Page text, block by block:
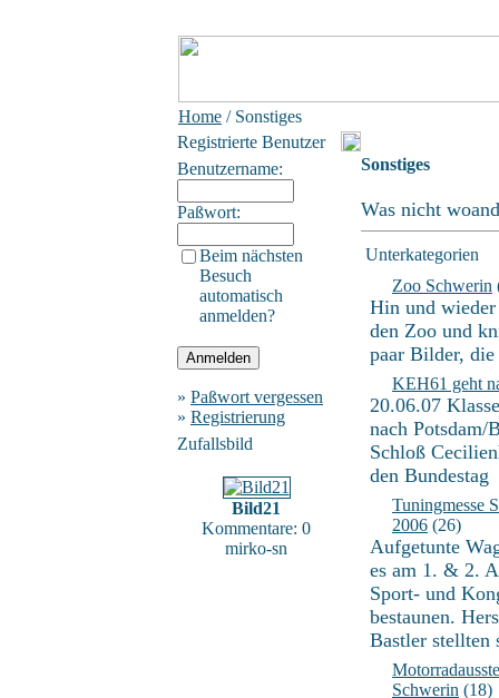
Home / Sonstiges
Registrierte Benutzer
Benutzername:
Paßwort:
Beim nächsten
Besuch
automatisch
anmelden?
» Paßwort vergessen
» Registrierung
Zufallsbild
Bild21
Kommentare: 0
mirko-sn
Sonstiges
Was nicht
Unterkategorien
Zoo Schwerin
Hin und
den Zoo und
paar Bilder,
KEH61 geht
20.06.07
nach Potsdam/
Schloß
den Bundestag
Tuningmesse
2006 (26)
Aufgetunte
es am 1. & 2.
Sport- und
bestaunen.
Bastler stellten
Schwerin (18)